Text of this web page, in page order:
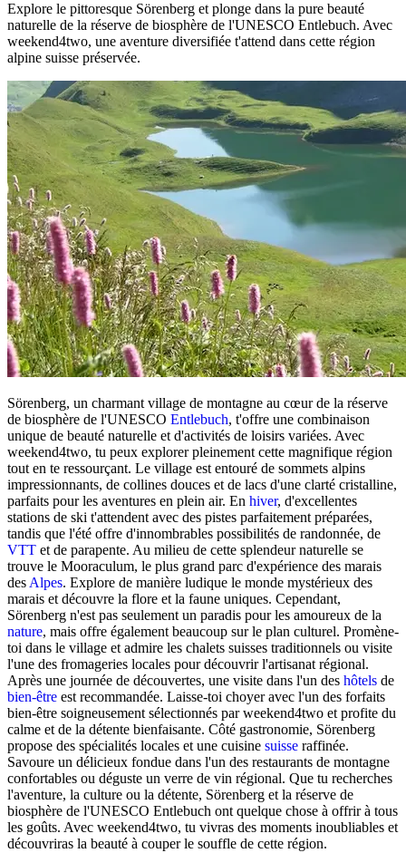
Explore le pittoresque Sörenberg et plonge dans la pure beauté
naturelle de la réserve de biosphère de l'UNESCO Entlebuch. Avec
weekend4two, une aventure diversifiée t'attend dans cette région
alpine suisse préservée.
Sörenberg, un charmant village de montagne au cœur de la réserve
de biosphère de l'UNESCO Entlebuch, t'offre une combinaison
unique de beauté naturelle et d'activités de loisirs variées. Avec
weekend4two, tu peux explorer pleinement cette magnifique région
tout en te ressourçant. Le village est entouré de sommets alpins
impressionnants, de collines douces et de lacs d'une clarté cristalline,
parfaits pour les aventures en plein air. En hiver, d'excellentes
stations de ski t'attendent avec des pistes parfaitement préparées,
tandis que l'été offre d'innombrables possibilités de randonnée, de
VTT et de parapente. Au milieu de cette splendeur naturelle se
trouve le Mooraculum, le plus grand parc d'expérience des marais
desAlpes. Explore de manière ludique le monde mystérieux des
marais et découvre la flore et la faune uniques. Cependant,
Sörenberg n'est pas seulement un paradis pour les amoureux de la
nature, mais offre également beaucoup sur le plan culturel. Promène-
toi dans le village et admire les chalets suisses traditionnels ou visite
l'une des fromageries locales pour découvrir l'artisanat régional.
Après une journée de découvertes, une visite dans l'un des hôtels de
bien-être est recommandée. Laisse-toi choyer avec l'un des forfaits
bien-être soigneusement sélectionnés par weekend4two et profite du
calme et de la détente bienfaisante. Côté gastronomie, Sörenberg
propose des spécialités locales et une cuisine suisse raffinée.
Savoure un délicieux fondue dans l'un des restaurants de montagne
confortables ou déguste un verre de vin régional. Que tu recherches
l'aventure, la culture ou la détente, Sörenberg et la réserve de
biosphère de l'UNESCO Entlebuch ont quelque chose à offrir à tous
les goûts. Avec weekend4two, tu vivras des moments inoubliables et
découvriras la beauté à couper le souffle de cette région.